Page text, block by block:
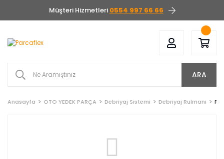
Müşteri Hizmetleri 0554 997 66 66
ARA
Anasayfa OTO YEDEK PARÇA Debriyaj Sistemi Debriyaj Rulmanı